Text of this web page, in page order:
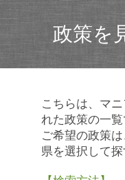
政策を
こちらは、マ
れた政策の一覧
ご希望の政策
県を選択して探